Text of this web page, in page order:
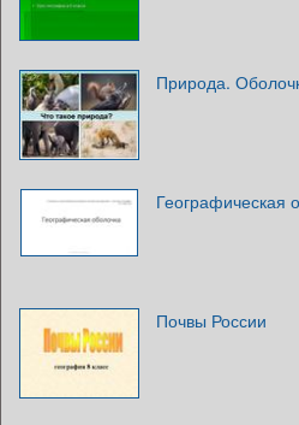
Природа.
Географическая
Почвы России